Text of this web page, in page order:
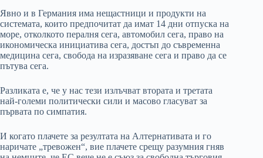
Явно и в Германия има нещастници и продукти на
системата, които предпочитат да имат 14 дни отпуска на
море, отколкото пералня сега, автомобил сега, право на
икономическа инициатива сега, достъп до съвременна
медицина сега, свобода на изразяване сега и право да се
пътува сега.
Разликата е, че у нас тези излъчват втората и третата
най-големи политически сили и масово гласуват за
първата по симпатия.
И когато плачете за резултата на Алтернативата и го
наричате „тревожен“, вие плачете срещу разумния гняв